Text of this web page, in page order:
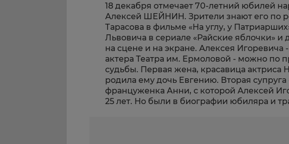
18 декабря отмечает 70-летний юбилей
Алексей ШЕЙНИН. Зрители знают его по
Тарасова в фильме «На углу, у
Львовича в сериале «Райские яблочки» и
на сцене и на экране. Алексея Игоревича
актера Театра им. Ермоловой - можно по
судьбы. Первая жена, красавица
родила ему дочь Евгению. Вторая супруга
француженка Анни, с которой Алексей
25 лет. Но были в биографии юбиляра и